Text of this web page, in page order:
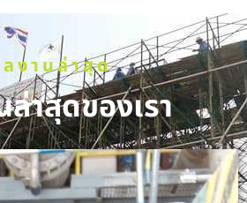
งานล่าสุด
าสุดของเรา